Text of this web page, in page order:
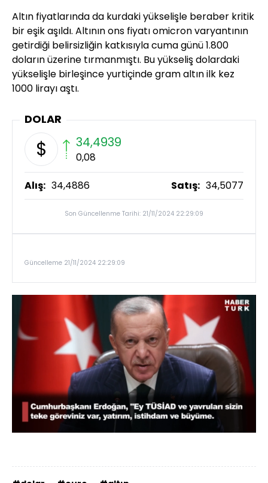
Altın fiyatlarında da kurdaki yükselişle beraber kritik
bir eşik aşıldı. Altının ons fiyatı omicron varyantının
getirdiği belirsizliğin katkısıyla cuma günü 1.800
doların üzerine tırmanmıştı. Bu yükseliş dolardaki
yükselişle birleşince yurtiçinde gram altın ilk kez
1000 lirayı aştı.
DOLAR
$ 34,4939
0,08
Alış: 34,4886 Satış: 34,5077
Son Güncellenme Tarihi: 21/11/2024 22:29:09
Güncelleme 21/11/2024 22:29:09
Sesi
Aç
Yüklendi
62.33%
Hızı